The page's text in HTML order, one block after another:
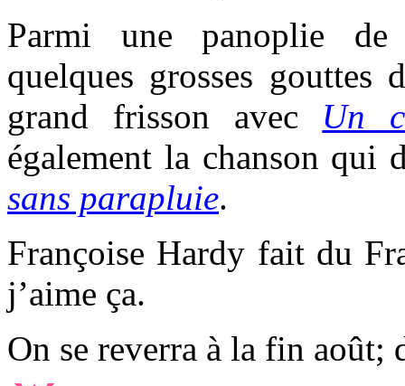
Parmi une panoplie de
quelques grosses
grand frisson avec Un
également la chanson
sans parapluie.
Françoise Hardy fait du
j’aime ça.
On se reverra à la fin